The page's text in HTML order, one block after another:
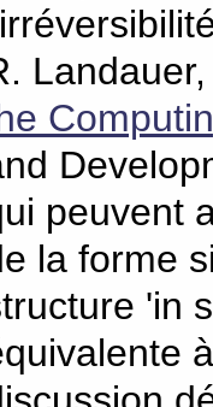
Landauer,
peuvent
la forme
'in